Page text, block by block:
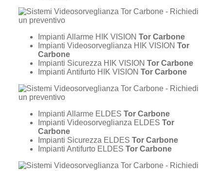
Impianti Allarme HIK VISION Tor Carbone
Impianti Videosorveglianza HIK VISION Tor
Carbone
Impianti Sicurezza HIK VISION Tor Carbone
Impianti Antifurto HIK VISION Tor Carbone
Impianti Allarme ELDES Tor Carbone
Impianti Videosorveglianza ELDES Tor
Carbone
Impianti Sicurezza ELDES Tor Carbone
Impianti Antifurto ELDES Tor Carbone